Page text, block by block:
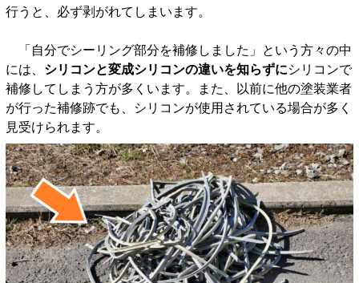
行うと、必ず剥がれてしまいます。
「自分でシーリング部分を補修しました」という方々の中
には、 シリコンと変成シリコンの違いを知らずにシリコンで
補修してしまう方が多くいます。また、以前に他の塗装業者
が行った補修跡でも、シリコンが使用されている場合が多く
見受けられます。